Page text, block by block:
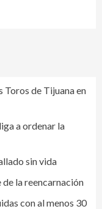
de Tijuana en
a ordenar la
sin vida
la reencarnación
con al menos 30